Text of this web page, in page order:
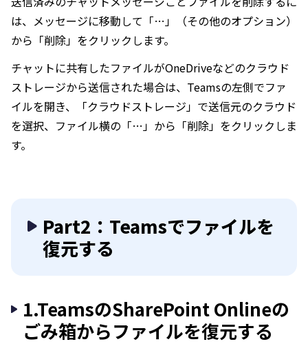
は、メッセージに移動して「…」（その他のオプション）
から「削除」をクリックします。
チャットに共有したファイルがOneDriveなどのクラウド
ストレージから送信された場合は、Teamsの左側でファ
イルを開き、「クラウドストレージ」で送信元のクラウド
を選択、ファイル横の「…」から「削除」をクリックしま
す。
Part2：Teamsでファイルを
復元する
1.TeamsのSharePoint Onlineの
ごみ箱からファイルを復元する